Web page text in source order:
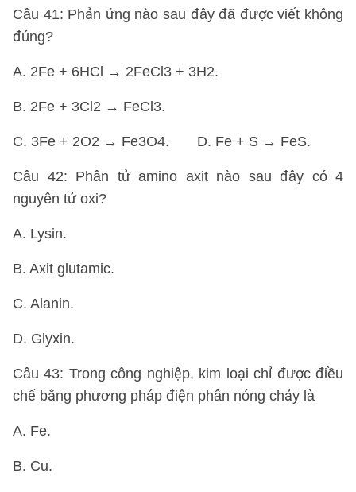
Câu 41: Phản ứng nào sau đây đã được viết không
đúng?
A. 2Fe + 6HCl → 2FeCl3 + 3H2.
B. 2Fe + 3Cl2 → FeCl3.
C. 3Fe + 2O2 → Fe3O4. D. Fe + S → FeS.
Câu 42: Phân tử amino axit nào sau đây có 4
nguyên tử oxi?
A. Lysin.
B. Axit glutamic.
C. Alanin.
D. Glyxin.
Câu 43: Trong công nghiệp, kim loại chỉ được điều
chế bằng phương pháp điện phân nóng chảy là
A. Fe.
B. Cu.